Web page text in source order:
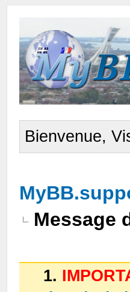
Bienvenue,
Message
1.